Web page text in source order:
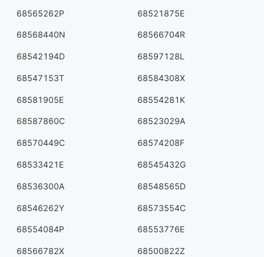
68565262P 68521875E
68568440N 68566704R
68542194D 68597128L
68547153T 68584308X
68581905E 68554281K
68587860C 68523029A
68570449C 68574208F
68533421E 68545432G
68536300A 68548565D
68546262Y 68573554C
68554084P 68553776E
68566782X 68500822Z